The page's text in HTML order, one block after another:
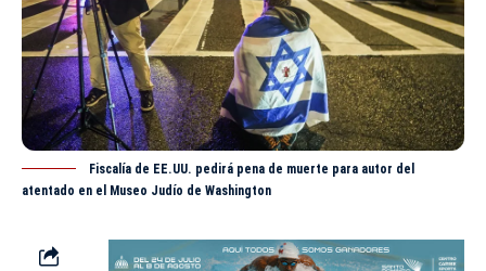
Fiscalía de EE.UU. pedirá pena de muerte para autor del
atentado en el Museo Judío de Washington